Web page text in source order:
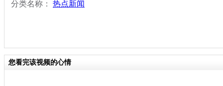
分类名称： 热点新闻
您看完该视频的心情